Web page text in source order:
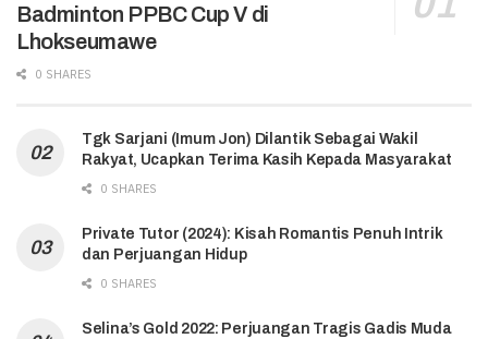
Badminton PPBC Cup V di
Lhokseumawe
0 SHARES
Tgk Sarjani (Imum Jon) Dilantik Sebagai Wakil
Rakyat, Ucapkan Terima Kasih Kepada Masyarakat
0 SHARES
Private Tutor (2024): Kisah Romantis Penuh Intrik
dan Perjuangan Hidup
0 SHARES
Selina’s Gold 2022: Perjuangan Tragis Gadis Muda